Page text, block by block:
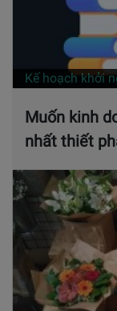
Kế hoạch khởi
Muốn kinh
nhất thiết